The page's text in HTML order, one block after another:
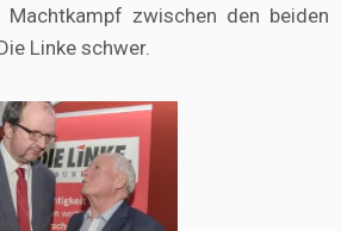
Machtkampf zwischen den beiden
Linke schwer.